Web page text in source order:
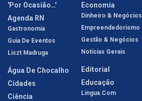
'Por Ocasião…'
Agenda RN
Gastronomia
Guia De Eventos
Liszt Madruga
Água De Chocalho
Cidades
Ciência
Economia
Dinheiro & Negócios
Empreendedorismo
Gestão & Negócios
Notícias Gerais
Editorial
Educação
Língua.com